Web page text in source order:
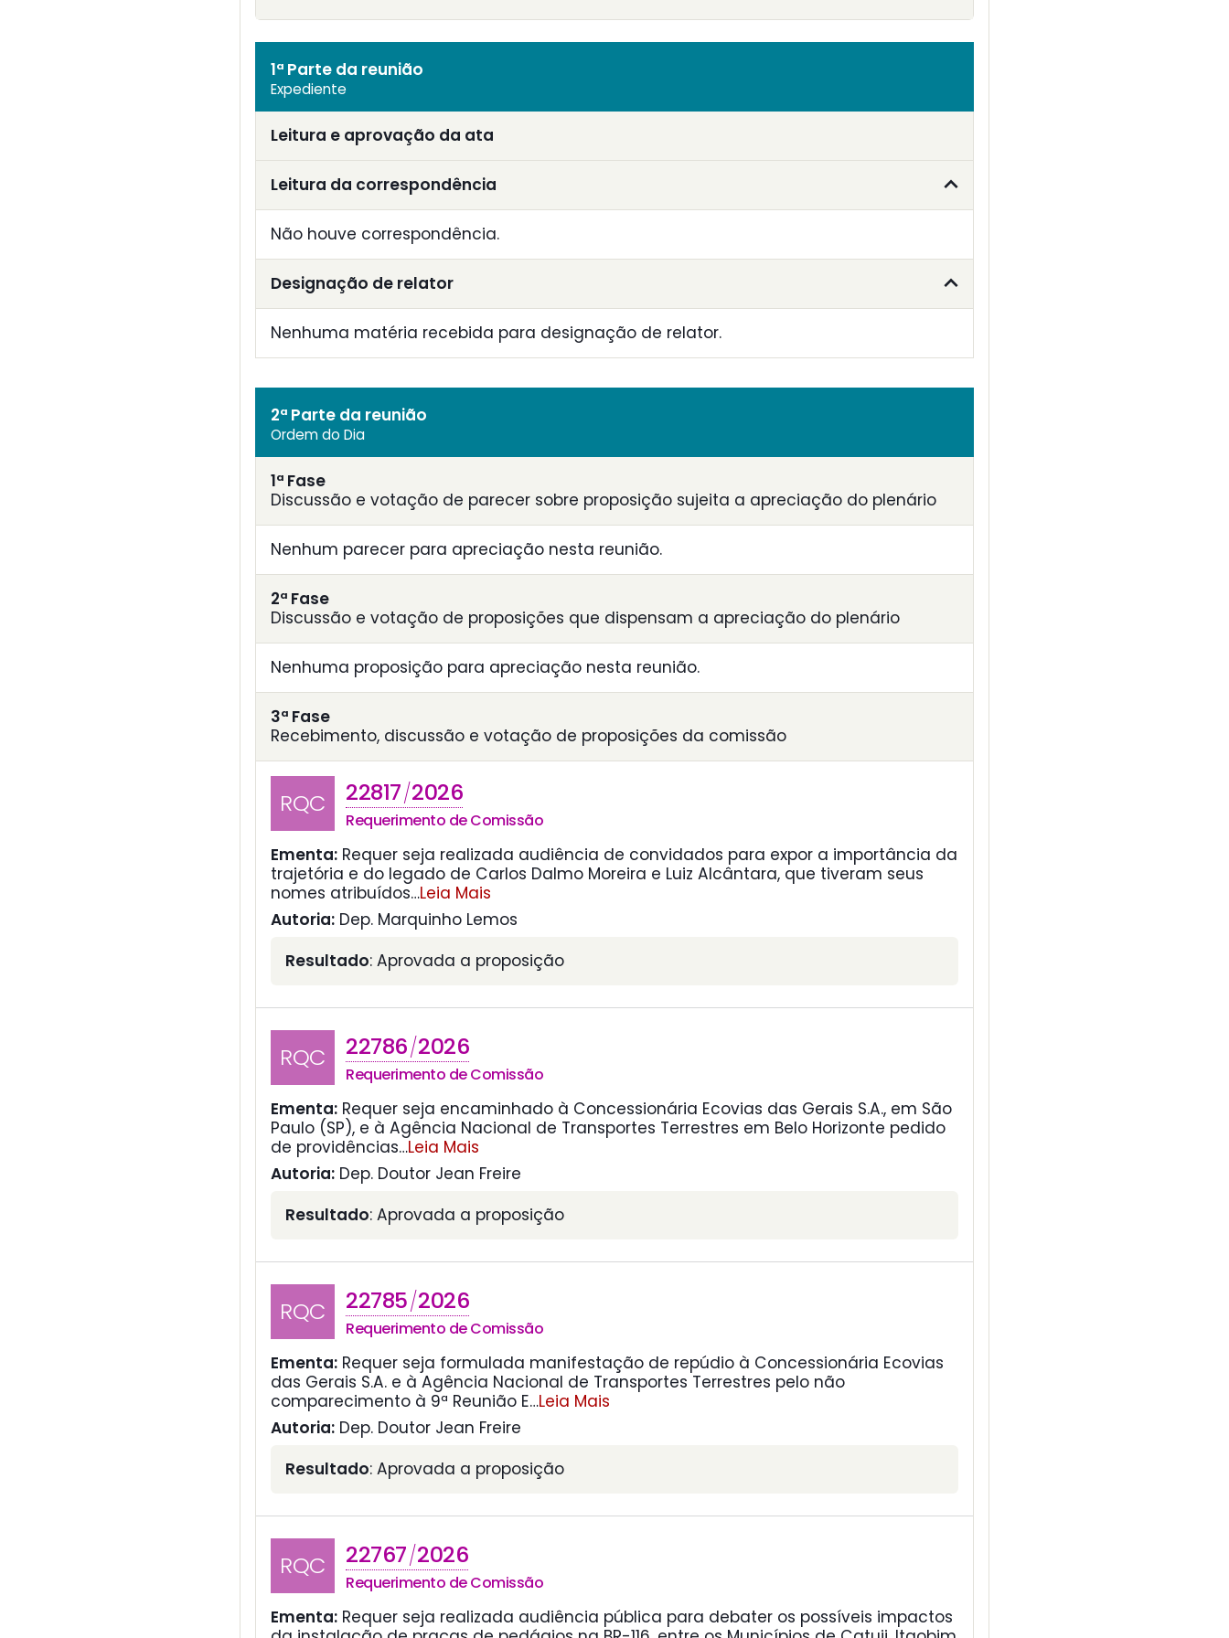
1ª Parte da reunião
Expediente
Leitura e aprovação da ata
Leitura da correspondência
Não houve correspondência.
Designação de relator
Nenhuma matéria recebida para designação de relator.
2ª Parte da reunião
Ordem do Dia
1ª Fase
Discussão e votação de parecer sobre proposição sujeita a apreciação do plenário
Nenhum parecer para apreciação nesta reunião.
2ª Fase
Discussão e votação de proposições que dispensam a apreciação do plenário
Nenhuma proposição para apreciação nesta reunião.
3ª Fase
Recebimento, discussão e votação de proposições da comissão
RQC 22817/2026
Requerimento de Comissão
Ementa: Requer seja realizada audiência de convidados para expor a importância da
trajetória e do legado de Carlos Dalmo Moreira e Luiz Alcântara, que tiveram seus
nomes atribuídos…Leia Mais
Autoria: Dep. Marquinho Lemos
Resultado: Aprovada a proposição
RQC 22786/2026
Requerimento de Comissão
Ementa: Requer seja encaminhado à Concessionária Ecovias das Gerais S.A., em São
Paulo (SP), e à Agência Nacional de Transportes Terrestres em Belo Horizonte pedido
de providências…Leia Mais
Autoria: Dep. Doutor Jean Freire
Resultado: Aprovada a proposição
RQC 22785/2026
Requerimento de Comissão
Ementa: Requer seja formulada manifestação de repúdio à Concessionária Ecovias
das Gerais S.A. e à Agência Nacional de Transportes Terrestres pelo não
comparecimento à 9ª Reunião E…Leia Mais
Autoria: Dep. Doutor Jean Freire
Resultado: Aprovada a proposição
RQC 22767/2026
Requerimento de Comissão
Ementa: Requer seja realizada audiência pública para debater os possíveis impactos